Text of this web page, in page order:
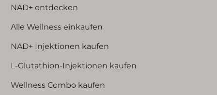
NAD+ entdecken
Alle Wellness einkaufen
NAD+ Injektionen kaufen
L-Glutathion-Injektionen kaufen
Wellness Combo kaufen